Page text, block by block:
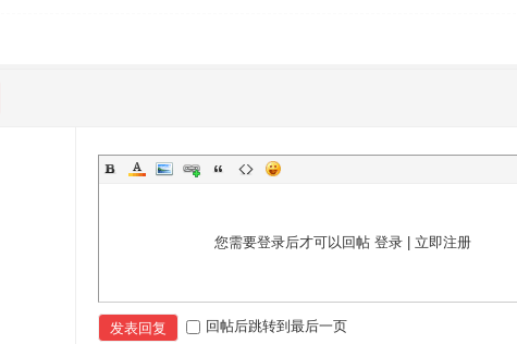
您需要登录后才可以回帖 登录| 立即注册
发表回复 回帖后跳转到最后一页